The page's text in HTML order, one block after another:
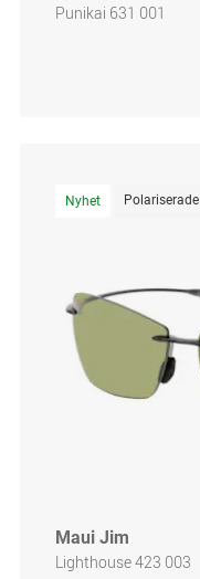
Punikai 631 001
Nyhet Polariserade
Maui Jim
Lighthouse 423 003